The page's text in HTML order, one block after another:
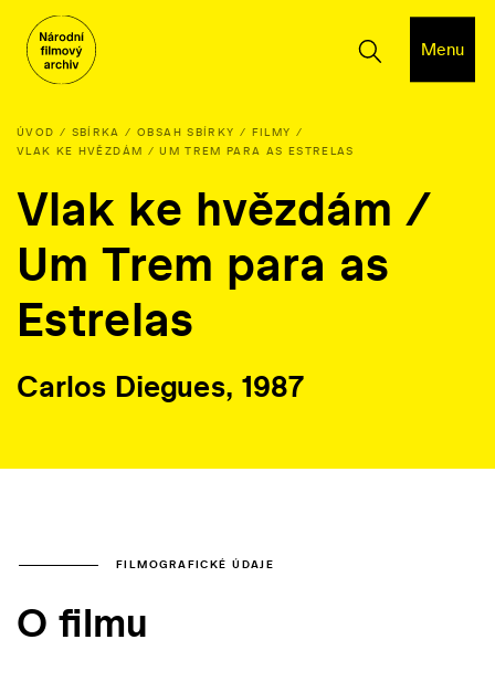
Menu
ÚVOD SBÍRKA OBSAH SBÍRKY
FILMY
VLAK KE HVĚZDÁM / UM TREM PARA AS ESTRELAS
Vlak ke hvězdám /
Um Trem para as
Estrelas
Carlos Diegues, 1987
FILMOGRAFICKÉ ÚDAJE
O filmu